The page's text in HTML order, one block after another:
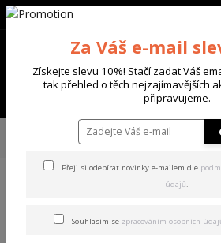
+420 702 136 620
TRIKA & TÍLKA
Yakuza
Allover Regular T-Shirt
Down Allover
Za Váš e-mail
Získejte slevu 10%! Stačí zadat Váš
tak přehled o těch nejzajímavějších
připravujeme.
Přeji si odebírat novinky e-mailem dle
údajů.
Souhlasím se zpracováním osobních